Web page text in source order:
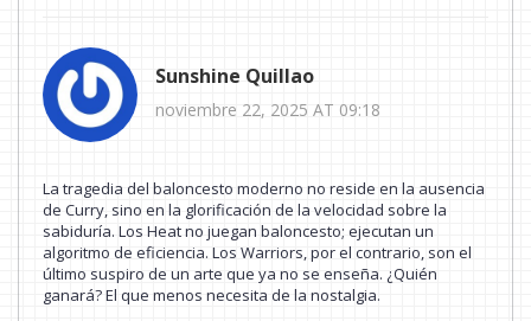
Sunshine Quillao
noviembre 22, 2025 AT 09:18
La tragedia del baloncesto moderno no reside en la ausencia
de Curry, sino en la glorificación de la velocidad sobre la
sabiduría. Los Heat no juegan baloncesto; ejecutan un
algoritmo de eficiencia. Los Warriors, por el contrario, son el
último suspiro de un arte que ya no se enseña. ¿Quién
ganará? El que menos necesita de la nostalgia.